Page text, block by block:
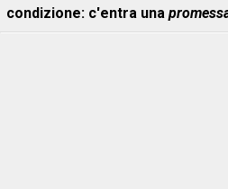
condizione: c'entra una